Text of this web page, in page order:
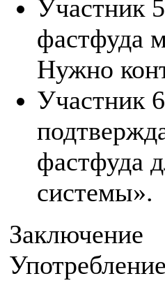
Участник
фастфуда
Нужно
Участник
фастфуда
системы».
Заключение